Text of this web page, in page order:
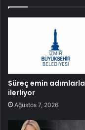
Süreç emin adımlarla
ilerliyor
Ağustos 7, 2026